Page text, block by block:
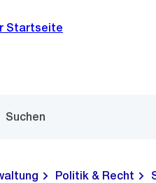
Suchen
Politik & Recht